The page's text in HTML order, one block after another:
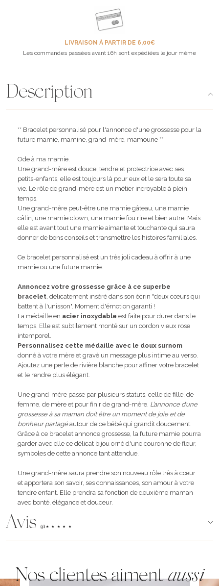
LIVRAISON À PARTIR DE 6,00€
Les commandes passées avant 16h sont expédiées le jour même
Description
** Bracelet personnalisé pour l'annonce d'une grossesse pour la
future mamie, mamine, grand-mère, mamoune **
Ode à ma mamie.
Une grand-mère est douce, tendre et protectrice avec ses
petits-enfants, elle est toujours là pour eux et le sera toute sa
vie. Le rôle de grand-mère est un métier incroyable à plein
temps.
Une grand-mère peut-être une mamie gâteau, une mamie
câlin, une mamie clown, une mamie fou rire et bien autre. Mais
elle est avant tout une mamie aimante et touchante qui saura
donner de bons conseils et transmettre les histoires familiales.
Ce bracelet personnalisé est un très joli cadeau à offrir à une
mamie ou une future mamie.
Annoncez votre grossesse grâce à ce superbe
bracelet , délicatement inséré dans son écrin "deux cœurs qui
battent à l'unisson". Moment d'émotion garanti !
La médaille en acier inoxydable est faite pour durer dans le
temps. Elle est subtilement monté sur un cordon vieux rose
intemporel.
Personnalisez cette médaille avec le doux surnom
donné à votre mère et gravé un message plus intime au verso.
Ajoutez une perle de rivière blanche pour affiner votre bracelet
et le rendre plus élégant.
Une grand-mère passe par plusieurs statuts, celle de fille, de
femme, de mère et pour finir de grand-mère. L’annonce d’une
grossesse à sa maman doit être un moment de joie et de
bonheur partagéautour de ce bébé qui grandit doucement.
Grâce à ce bracelet annonce grossesse, la future mamie pourra
garder avec elle ce délicat bijou orné d'une couronne de fleur,
symboles de cette annonce tant attendue.
Une grand-mère saura prendre son nouveau rôle très à cœur
et apportera son savoir, ses connaissances, son amour à votre
tendre enfant. Elle prendra sa fonction de deuxième maman
avec bonté, élégance et douceur.
Avis (96)
Nos clientes aimentaussi